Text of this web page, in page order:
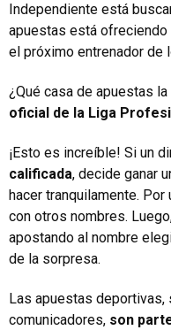
Independiente está
apuestas está ofreciendo
el próximo entrenador de
¿Qué casa de apuestas
oficial de la Liga
¡Esto es increíble! Si un
calificada, decide ganar
hacer tranquilamente.
con otros nombres.
apostando al nombre
de la sorpresa.
Las apuestas
comunicadores, son